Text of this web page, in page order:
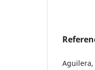
Aguilera,